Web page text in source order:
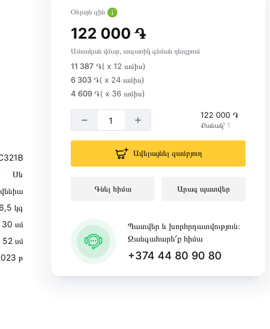
Սև
6,5 կգ
30 սմ
52 սմ
թ
Օնլայն գին
122 000 ֏
Ամսական վճար, ապառիկ գնման դեպքում
11 387 ֏( x 12 ամիս)
6 303 ֏( x 24 ամիս)
4 609 ֏( x 36 ամիս)
122 000 ֏
Քանակ՝ 1
Ավելացնել զամբյուղ
Գնել հիմա Արագ պատվեր
Պատվեր և խորհրդատվություն։
Զանգահարե՛ք հիմա
+374 44 80 90 80